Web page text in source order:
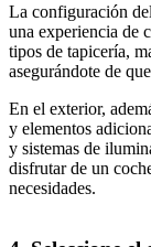
La configuración
una experiencia de
tipos de tapicería,
asegurándote de
En el exterior,
y elementos
y sistemas de
disfrutar de un
necesidades.